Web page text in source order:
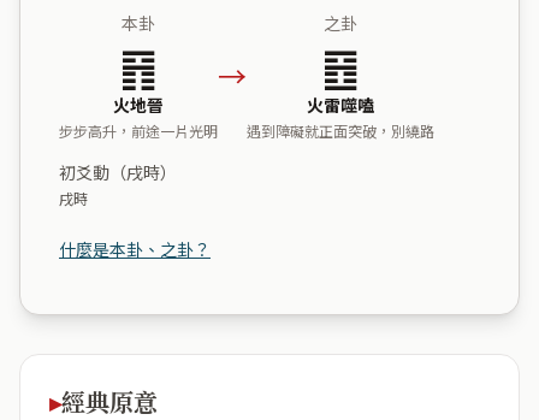
本卦
䷢
火地晉
步步高升，前途一片光明
→
之卦
䷔
火雷噬嗑
遇到障礙就正面突破，別繞路
初爻動（戌時）
戌時
什麼是本卦、之卦？
經典原意